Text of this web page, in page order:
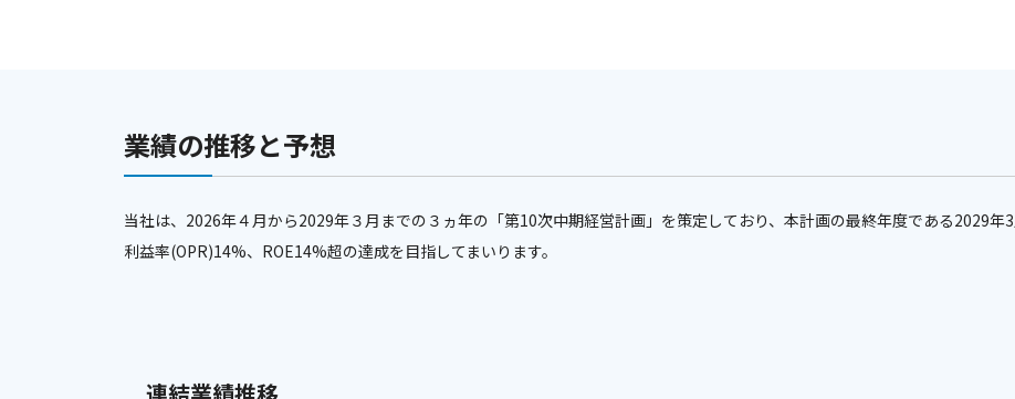
業績の推移と予想
当社は、2026年４月から2029年３月までの３ヵ年の「第10次中期経営計画」を策定しており、本計画の最終年度である2029
利益率(OPR)14%、ROE14%超の達成を目指してまいります。